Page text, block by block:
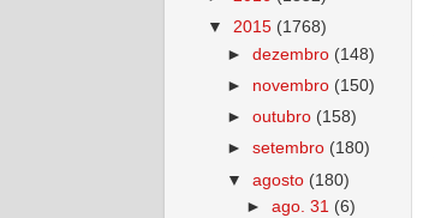
▼ 2015 (1768)
►dezembro (148)
► novembro (150)
►outubro (158)
►setembro (180)
▼agosto (180)
►ago. 31 (6)